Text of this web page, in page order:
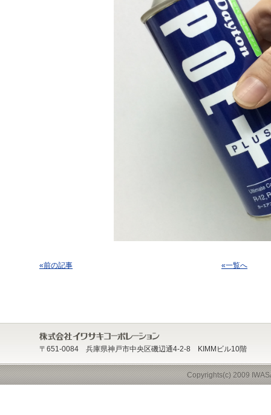
«前の記事 «一覧へ
〒651-0084 兵庫県神戸市中央区磯辺通4-2-8 KIMMビル10階
Copyrights(c) 2009